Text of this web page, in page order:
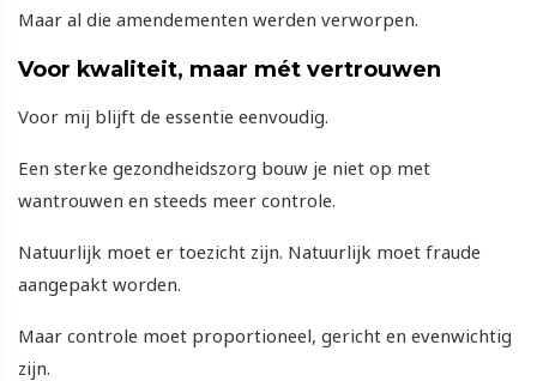
Maar al die amendementen werden verworpen.
Voor kwaliteit, maar mét vertrouwen
Voor mij blijft de essentie eenvoudig.
Een sterke gezondheidszorg bouw je niet op met
wantrouwen en steeds meer controle.
Natuurlijk moet er toezicht zijn. Natuurlijk moet fraude
aangepakt worden.
Maar controle moet proportioneel, gericht en evenwichtig
zijn.